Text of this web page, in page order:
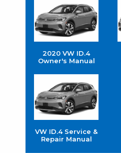
2020 VW ID.4
Owner's Manual
VW ID.4 Service &
Repair Manual